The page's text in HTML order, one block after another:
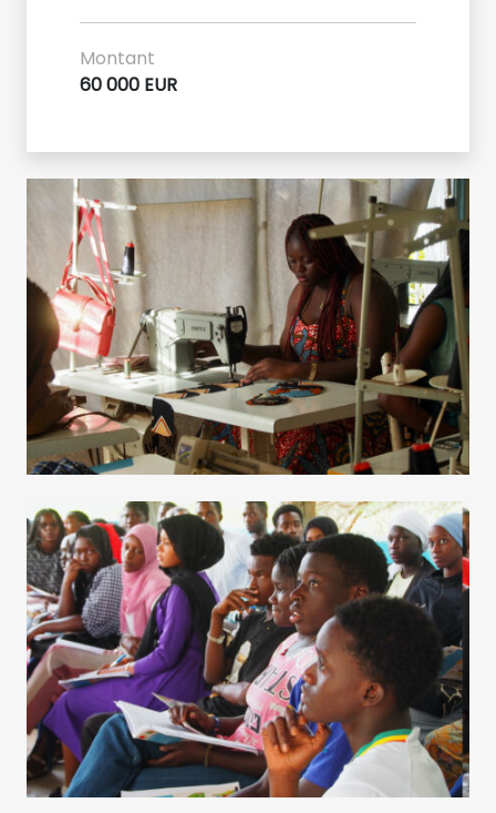
Montant
60 000 EUR